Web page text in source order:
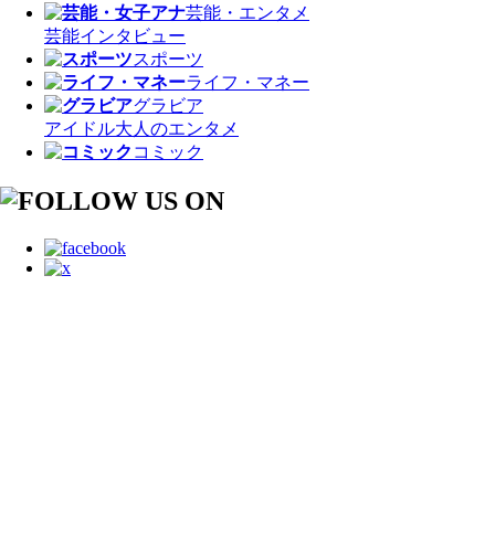
芸能・エンタメ
芸能インタビュー
スポーツ
ライフ・マネー
グラビア
アイドル大人のエンタメ
コミック